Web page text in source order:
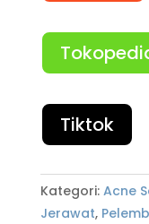
Tiktok
Kategori: Acne
Jerawat,